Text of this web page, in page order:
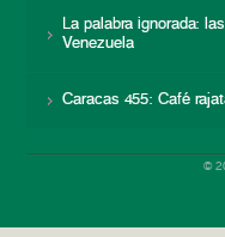
La palabra ignorada:
Venezuela
Caracas 455: Café
©